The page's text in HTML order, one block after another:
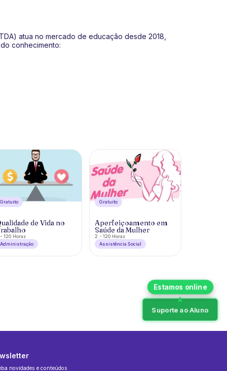
atua no mercado de educação desde 2018,
conhecimento:
Gratuíto
de Vida no
120 Horas
Administração
Gratuíto
Aperfeiçoamento em
Saúde da Mulher
2 - 120 Horas
Assistência Social
Suporte ao Aluno
novidades e conteúdos